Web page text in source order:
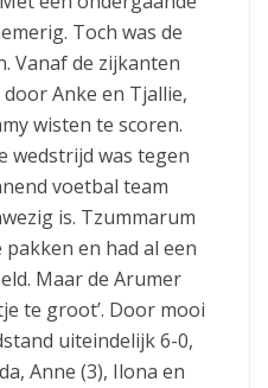
Toch was de
Vanaf de zijkanten
Anke en Tjallie,
wisten te scoren.
wedstrijd was tegen
voetbal team
is. Tzummarum
en had al een
Maar de Arumer
te groot’. Door mooi
uiteindelijk 6-0,
Anne (3), Ilona en